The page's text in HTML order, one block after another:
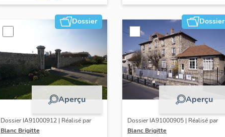
Dossier
Aperçu
Dossier IA91000912 | Réalisé par
Blanc Brigitte
Dossier
Aperçu
Dossier IA91000905 | Réalisé par
Blanc Brigitte